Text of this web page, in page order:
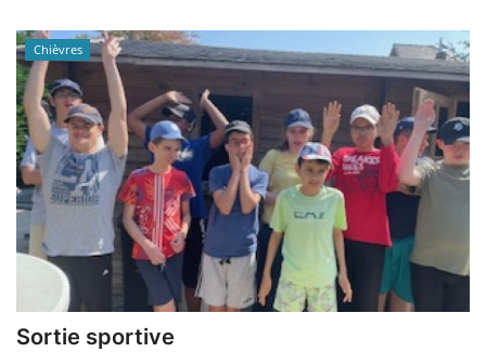
Chièvres
Sortie sportive